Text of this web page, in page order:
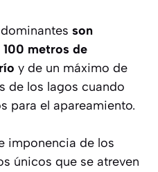
son
metros de
y de un máximo de
de los lagos cuando
para el apareamiento.
imponencia de los
únicos que se atreven